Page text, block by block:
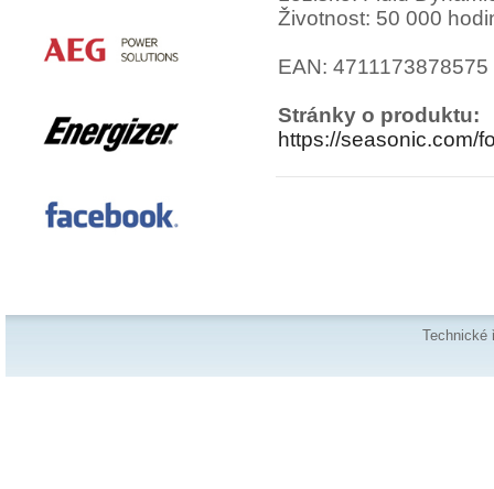
Životnost: 50 000
EAN: 4711173878575
Stránky o produktu:
https://seasonic.com/